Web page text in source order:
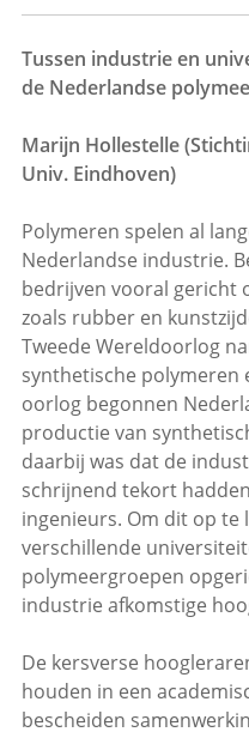
Tussen industrie en
de Nederlandse
Marijn Hollestelle
Univ. Eindhoven)
Polymeren spelen al
Nederlandse industrie.
bedrijven vooral gericht
zoals rubber en
Tweede Wereldoorlog
synthetische polymeren
oorlog begonnen
productie van
daarbij was dat de
schrijnend tekort
ingenieurs. Om dit op te
verschillende
polymeergroepen
industrie afkomstige
De kersverse
houden in een
bescheiden